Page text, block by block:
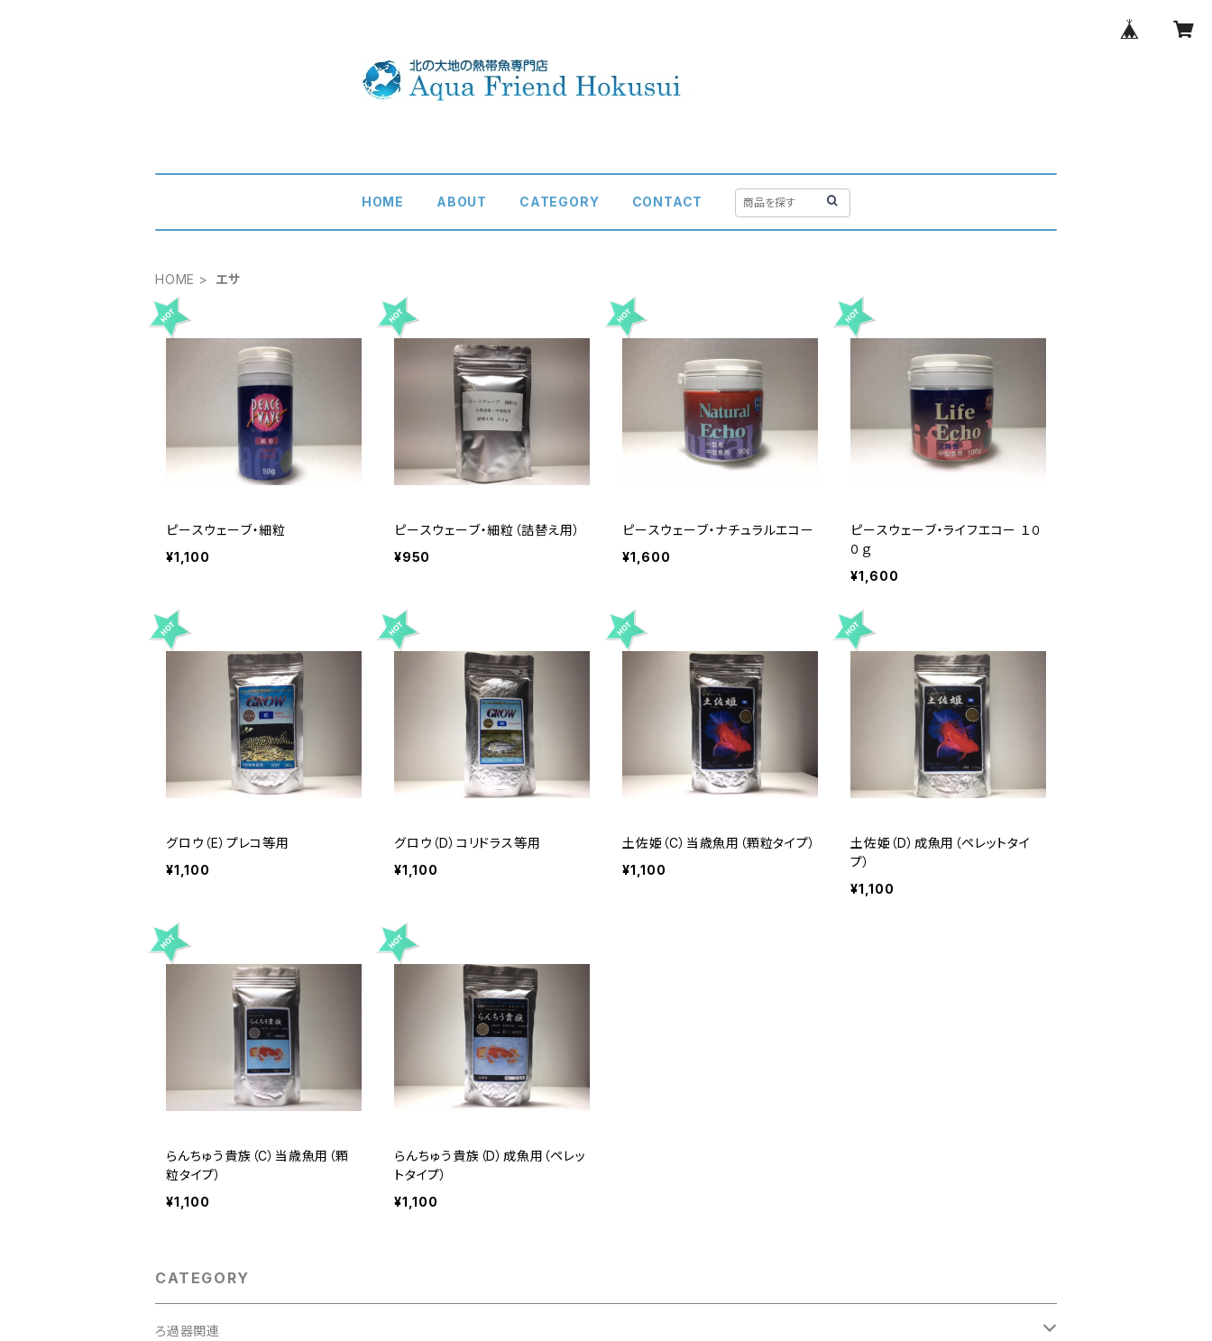
HOME ABOUT CATEGORY CONTACT
HOME エサ
ピースウェーブ・細粒
¥1,100
ピースウェーブ・細粒（詰替え用）
¥950
ピースウェーブ・ナチュラルエコー
¥1,600
ピースウェーブ・ライフエコー １０
０ｇ
¥1,600
グロウ（E）プレコ等用
¥1,100
グロウ（D）コリドラス等用
¥1,100
土佐姫（C）当歳魚用（顆粒タイプ）
¥1,100
土佐姫（D）成魚用（ペレットタイ
プ）
¥1,100
らんちゅう貴族（C）当歳魚用（顆
粒タイプ）
¥1,100
らんちゅう貴族（D）成魚用（ペレッ
トタイプ）
¥1,100
CATEGORY
ろ過器関連